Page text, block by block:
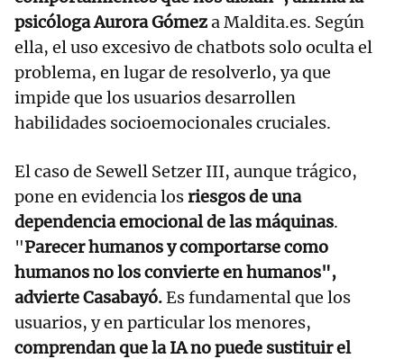
psicóloga Aurora Gómeza Maldita.es. Según
ella, el uso excesivo de chatbots solo oculta el
problema, en lugar de resolverlo, ya que
impide que los usuarios desarrollen
habilidades socioemocionales cruciales.
El caso de Sewell Setzer III, aunque trágico,
pone en evidencia losriesgos de una
dependencia emocional de las máquinas.
"Parecer humanos y comportarse como
humanos no los convierte en humanos",
advierte Casabayó.Es fundamental que los
usuarios, y en particular los menores,
comprendan que la IA no puede sustituir el